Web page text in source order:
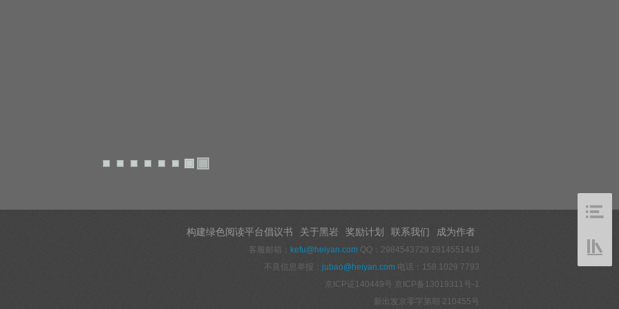
构建绿色阅读平台倡议书 关于黑岩 奖励计划 联系我们 成为作者
客服邮箱： kefu@heiyan.com QQ：2984543729 2814551419
不良信息举报： jubao@heiyan.com 电话：158 1029 7793
京ICP证140449号 京ICP备13019311号-1
新出发京零字第朝 210455号